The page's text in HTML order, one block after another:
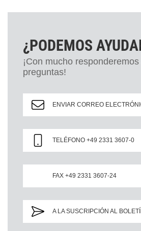
¿PODEMOS
¡Con mucho
preguntas!
ENVIAR CORREO
TELÉFONO +49 2331 3607-0
FAX +49 2331 3607-24
A LA SUSCRIPCIÓN AL